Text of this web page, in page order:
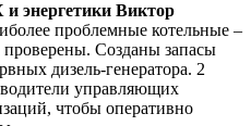
энергетики Виктор
проблемные котельные –
Созданы запасы
дизель-генератора. 2
управляющих
чтобы оперативно